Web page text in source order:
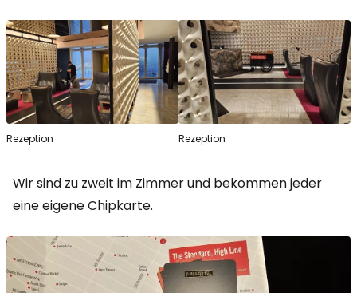
Rezeption Rezeption
Wir sind zu zweit im Zimmer und bekommen jeder
eine eigene Chipkarte.